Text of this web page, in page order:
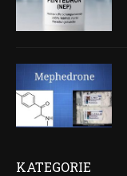
KATEGORIE